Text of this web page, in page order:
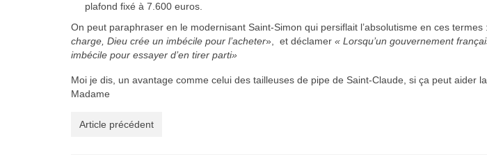
plafond fixé à 7.600 euros.
On peut paraphraser en le modernisant Saint-Simon qui persiflait l’absolutisme en ces termes
charge, Dieu crée un imbécile pour l’acheter», et déclamer « Lorsqu’un gouvernement
imbécile pour essayer d’en tirer parti»
Moi je dis, un avantage comme celui des tailleuses de pipe de Saint-Claude, si ça peut aider
Madame
Article précédent